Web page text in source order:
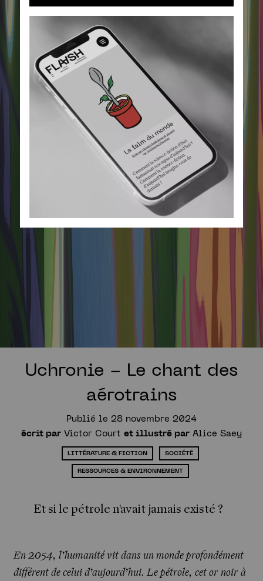
Uchronie - Le chant des
aérotrains
Publié le 28 novembre 2024
écrit par Victor Court et illustré par Alice Saey
LITTÉRATURE & FICTION SOCIÉTÉ
RESSOURCES & ENVIRONNEMENT
Et si le pétrole n'avait jamais existé ?
En 2054, l’humanité vit dans un monde profondément
différent de celui d’aujourd’hui. Le pétrole, cet or noir à